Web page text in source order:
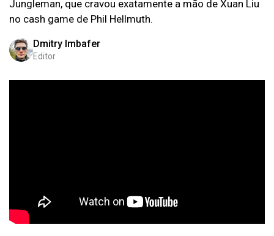
Jungleman, que cravou exatamente a mão de Xuan Liu
no cash game de Phil Hellmuth.
Dmitry Imbafer
Editor